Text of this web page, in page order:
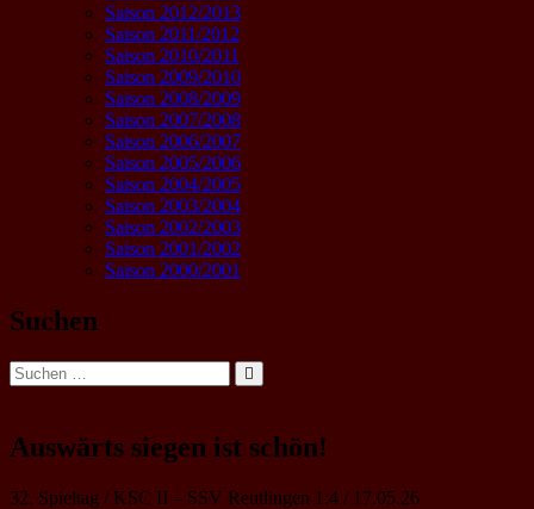
Saison 2012/2013
Saison 2011/2012
Saison 2010/2011
Saison 2009/2010
Saison 2008/2009
Saison 2007/2008
Saison 2006/2007
Saison 2005/2006
Saison 2004/2005
Saison 2003/2004
Saison 2002/2003
Saison 2001/2002
Saison 2000/2001
Suchen
Suche
nach:
Auswärts siegen ist schön!
32. Spieltag / KSC II – SSV Reutlingen 1:4 / 17.05.26